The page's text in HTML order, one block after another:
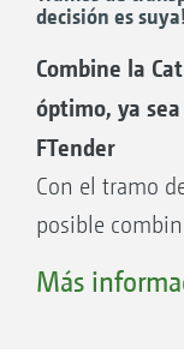
decisión es suya!
Combine la
óptimo, ya
FTender
Con el tramo
posible
equipos para
Más